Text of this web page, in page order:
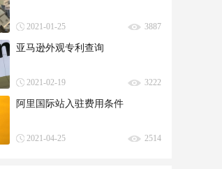
2021-01-25 3887
亚马逊外观专利查询
2021-02-19 3222
阿里国际站入驻费用条件
2021-04-25 2514